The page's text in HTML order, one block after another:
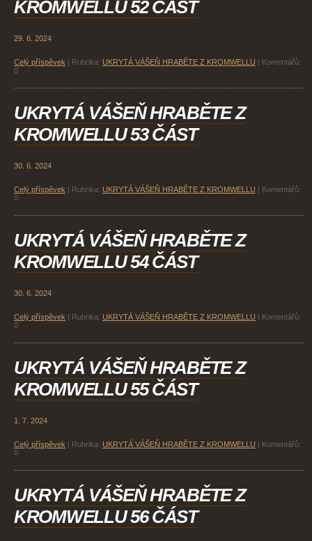
KROMWELLU 52 ČÁST
29. 6. 2024
Celý příspěvek Rubrika: UKRYTÁ VÁŠEŇ HRABĚTE Z KROMWELLU
Komentářů:
0
UKRYTÁ VÁŠEŇ HRABĚTE Z
KROMWELLU 53 ČÁST
30. 6. 2024
Celý příspěvek Rubrika: UKRYTÁ VÁŠEŇ HRABĚTE Z KROMWELLU
Komentářů:
0
UKRYTÁ VÁŠEŇ HRABĚTE Z
KROMWELLU 54 ČÁST
30. 6. 2024
Celý příspěvek Rubrika: UKRYTÁ VÁŠEŇ HRABĚTE Z KROMWELLU
Komentářů:
0
UKRYTÁ VÁŠEŇ HRABĚTE Z
KROMWELLU 55 ČÁST
1. 7. 2024
Celý příspěvek Rubrika: UKRYTÁ VÁŠEŇ HRABĚTE Z KROMWELLU
Komentářů:
0
UKRYTÁ VÁŠEŇ HRABĚTE Z
KROMWELLU 56 ČÁST